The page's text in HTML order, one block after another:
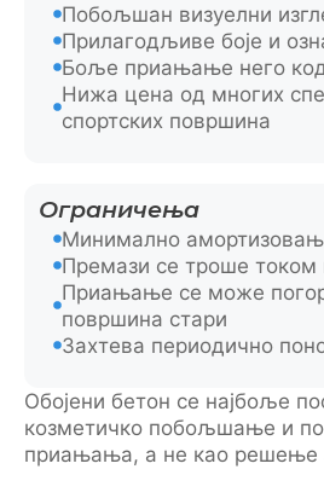
Побољшан визуелни
Прилагодљиве боје и
Боље приањање него
Нижа цена од многих
спортских површина
Ограничења
Минимално
Премази се троше током
Приањање се може
површина стари
Захтева периодично
Обојени бетон се најбоље
козметичко побољшање и
приањања, а не као решење